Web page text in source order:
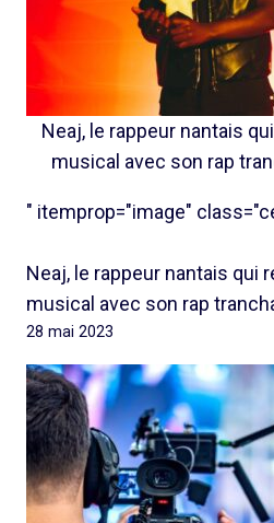
Neaj, le rappeur nantais
musical avec son rap
" itemprop="image"
Neaj, le rappeur nantais qui
musical avec son rap
28 mai 2023